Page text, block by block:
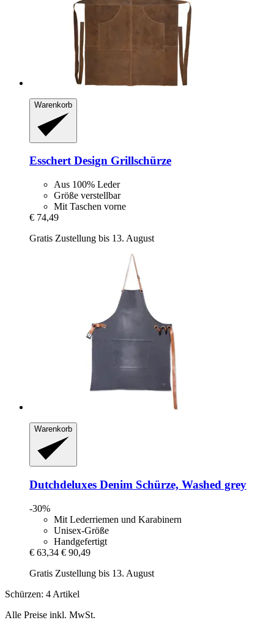
Warenkorb
Esschert Design Grillschürze
Aus 100% Leder
Größe verstellbar
Mit Taschen vorne
€ 74,49
Gratis Zustellung bis 13. August
Warenkorb
Dutchdeluxes Denim Schürze, Washed grey
-30%
Mit Lederriemen und Karabinern
Unisex-Größe
Handgefertigt
€ 63,34 € 90,49
Gratis Zustellung bis 13. August
Schürzen: 4 Artikel
Alle Preise inkl. MwSt.